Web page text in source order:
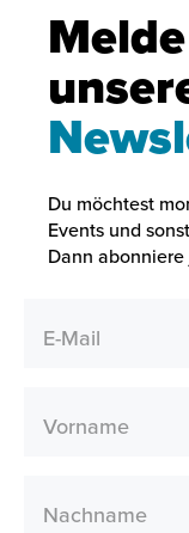
Du möchtest
Events und
Dann
E-Mail
Vorname
Nachname